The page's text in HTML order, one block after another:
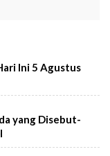
Ini 5 Agustus
yang Disebut-